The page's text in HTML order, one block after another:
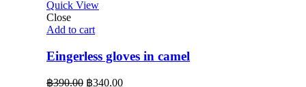
Quick View
Close
Add to cart
Eingerless gloves in camel
฿390.00 Original
฿340.00Current